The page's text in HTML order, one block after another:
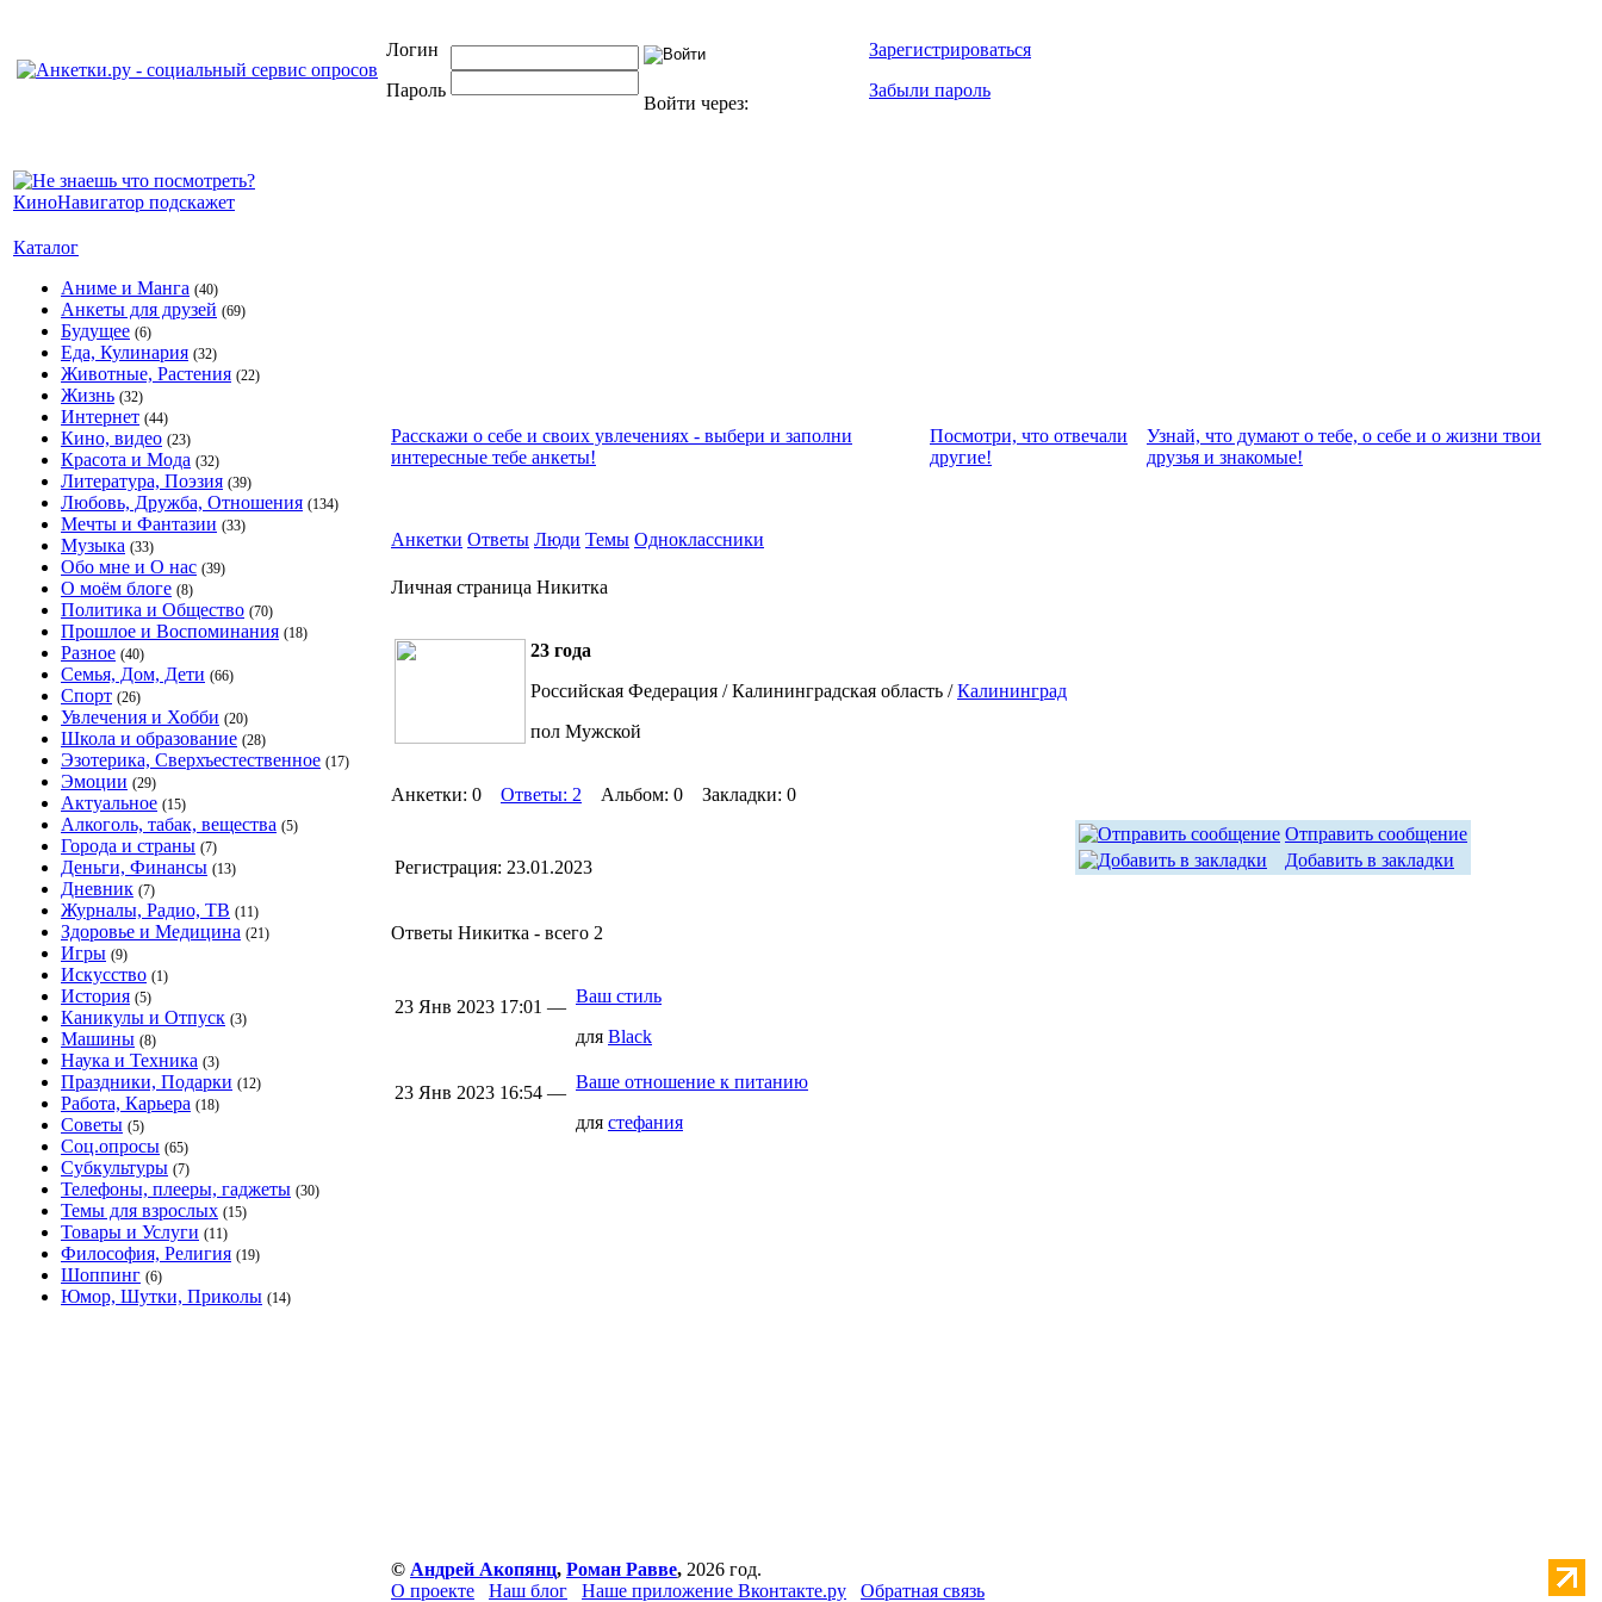
Логин
Пароль
Войти через:
Зарегистрироваться
Забыли пароль
Каталог
Аниме и Манга (40)
Анкеты для друзей (69)
Будущее (6)
Еда, Кулинария (32)
Животные, Растения (22)
Жизнь (32)
Интернет (44)
Кино, видео (23)
Красота и Мода (32)
Литература, Поэзия (39)
Любовь, Дружба, Отношения (134)
Мечты и Фантазии (33)
Музыка (33)
Обо мне и О нас (39)
О моём блоге (8)
Политика и Общество (70)
Прошлое и Воспоминания (18)
Разное (40)
Семья, Дом, Дети (66)
Спорт (26)
Увлечения и Хобби (20)
Школа и образование (28)
Эзотерика, Сверхъестественное (17)
Эмоции (29)
Актуальное (15)
Алкоголь, табак, вещества (5)
Города и страны (7)
Деньги, Финансы (13)
Дневник (7)
Журналы, Радио, ТВ (11)
Здоровье и Медицина (21)
Игры (9)
Искусство (1)
История (5)
Каникулы и Отпуск (3)
Машины (8)
Наука и Техника (3)
Праздники, Подарки (12)
Работа, Карьера (18)
Советы (5)
Соц.опросы (65)
Субкультуры (7)
Телефоны, плееры, гаджеты (30)
Темы для взрослых (15)
Товары и Услуги (11)
Философия, Религия (19)
Шоппинг (6)
Юмор, Шутки, Приколы (14)
Расскажи о себе и своих увлечениях - выбери и заполни
интересные тебе анкеты!
Посмотри, что отвeчали
другие!
Узнай, что думают о тебе, о себе и о жизни твои
друзья и знакомые!
Анкетки Ответы Люди Темы Одноклассники
Личная страница Никитка
23 года
Российская Федерация / Калининградская область /Калининград
пол Мужской
Анкетки: 0 Ответы: 2 Альбом: 0 Закладки: 0
Регистрация: 23.01.2023
Ответы Никитка - всего 2
23 Янв 2023 17:01 —
Ваш стиль
для Black
23 Янв 2023 16:54 —
Ваше отношение к питанию
для стефания
Отправить сообщение
Добавить в закладки
© Андрей Акопянц, Роман Равве, 2026 год.
О проекте
Наш блог Наше приложение Вконтакте.ру Обратная связь